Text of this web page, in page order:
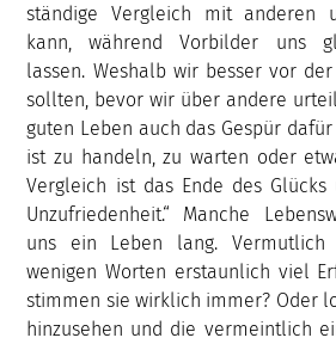
ständige Vergleich mit anderen
kann, während Vorbilder uns
lassen. Weshalb wir besser vor
sollten, bevor wir über andere
guten Leben auch das Gespür
ist zu handeln, zu warten oder
Vergleich ist das Ende des
Unzufriedenheit.“ Manche
uns ein Leben lang.
wenigen Worten erstaunlich viel
stimmen sie wirklich immer? Oder
hinzusehen und die vermeintlich